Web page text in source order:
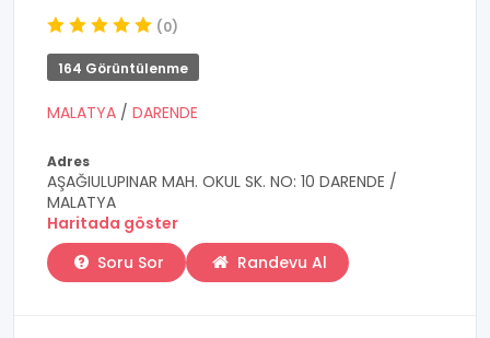
(0)
164 Görüntülenme
MALATYA / DARENDE
Adres
AŞAĞIULUPINAR MAH. OKUL SK. NO: 10 DARENDE /
MALATYA
Haritada göster
Soru Sor
Randevu Al